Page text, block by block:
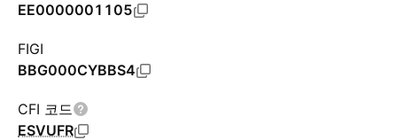
EE0000001105
FIGI
BBG000CYBBS4
CFI 코드
ESVUFR